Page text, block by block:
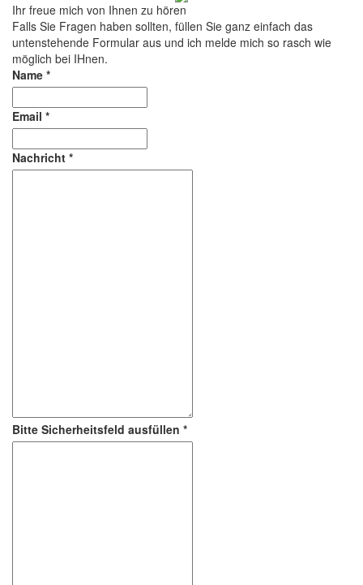
Ihr freue mich von Ihnen zu hören
Falls Sie Fragen haben sollten, füllen Sie ganz einfach das
untenstehende Formular aus und ich melde mich so rasch wie
möglich bei IHnen.
Name *
Email *
Nachricht *
Bitte Sicherheitsfeld ausfüllen *